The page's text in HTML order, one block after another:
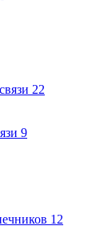
22
9
12